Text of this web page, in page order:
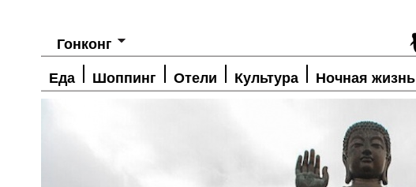
Гонконг
Еда Шоппинг Отели Культура Ночная жизнь